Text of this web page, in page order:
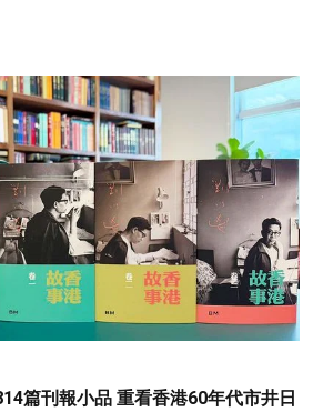
篇刊報小品 重看香港60年代市井日